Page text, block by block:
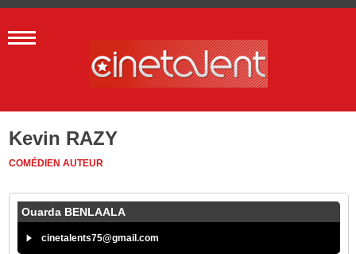
Kevin RAZY
COMÉDIENAUTEUR
Ouarda BENLAALA
cinetalents75@gmail.com